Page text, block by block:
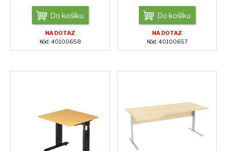
Do košíku
NA DOTAZ
Kód: 40100658
Do košíku
NA DOTAZ
Kód: 40100657